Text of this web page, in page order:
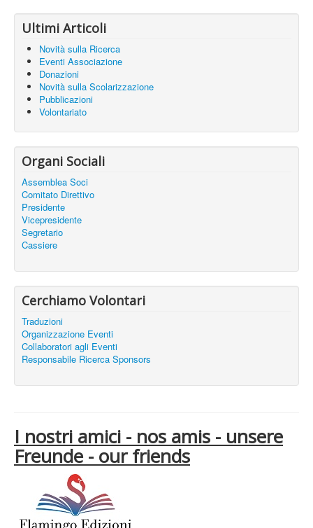
Ultimi Articoli
Novità sulla Ricerca
Eventi Associazione
Donazioni
Novità sulla Scolarizzazione
Pubblicazioni
Volontariato
Organi Sociali
Assemblea Soci
Comitato Direttivo
Presidente
Vicepresidente
Segretario
Cassiere
Cerchiamo Volontari
Traduzioni
Organizzazione Eventi
Collaboratori agli Eventi
Responsabile Ricerca Sponsors
I nostri amici - nos amis - unsere
Freunde - our friends